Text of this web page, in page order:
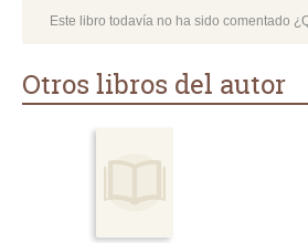
Este libro todavía no ha sido comentado
Otros libros del autor